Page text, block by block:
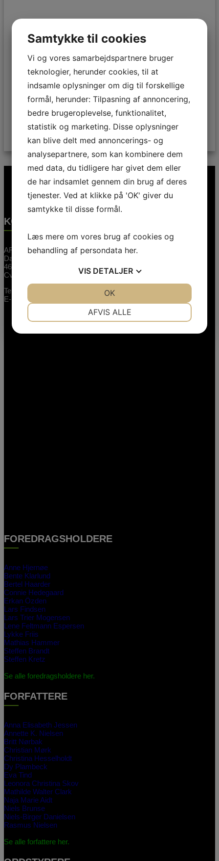
Kian Damsgaard
Narkotika,Personlig udvikling, Reality tv
KONTAKTINFORMATION
ARTE Booking ApS
Dalvej 11
4690 Haslev
Cvr.nr: 26744520
Telefon:
3848 1400 (09.00-15.00)
E-mail:booking@artebooking.dk
FOREDRAGSHOLDERE
Anne Hjernøe
Bente Klarlund
Bertel Haarder
Connie Hedegaard
Erkan Özden
Lars Findsen
Lars Trier Mogensen
Lene Feltmann Espersen
Lykke Friis
Mathias Hammer
Steffen Brandt
Steffen Kretz
Se alle foredragsholdere her.
FORFATTERE
Anna Elisabeth Jessen
Annette K. Nielsen
Britt Nørbak
Christian Mørk
Christina Hesselholdt
Dy Plambeck
Eva Tind
Leonora Christina Skov
Mathilde Walter Clark
Naja Marie Aidt
Niels Brunse
Niels-Birger Danielsen
Rasmus Nielsen
Se alle forfattere her.
Samtykke til cookies
Vi og vores samarbejdspartnere bruger
teknologier, herunder cookies, til at
indsamle oplysninger om dig til forskellige
formål, herunder: Tilpasning af annoncering,
bedre brugeroplevelse, funktionalitet,
statistik og marketing. Disse oplysninger
kan blive delt med annoncerings- og
analysepartnere, som kan kombinere dem
med data, du tidligere har givet dem eller
de har indsamlet gennem din brug af deres
tjenester. Ved at klikke på 'OK' giver du
samtykke til disse formål.
Læs mere om vores brug af cookies og
behandling af persondata her.
VIS DETALJER
AFVIS ALLE
OK